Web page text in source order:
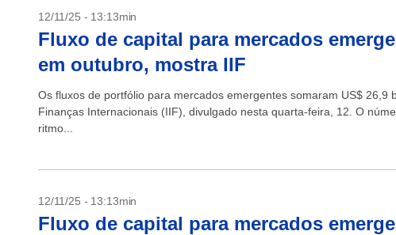
12/11/25 - 13:13min
Fluxo de capital para mercados
em outubro, mostra IIF
Os fluxos de portfólio para mercados emergentes somaram US$
Finanças Internacionais (IIF), divulgado nesta quarta-feira, 12. O
ritmo...
12/11/25 - 13:13min
Fluxo de capital para mercados